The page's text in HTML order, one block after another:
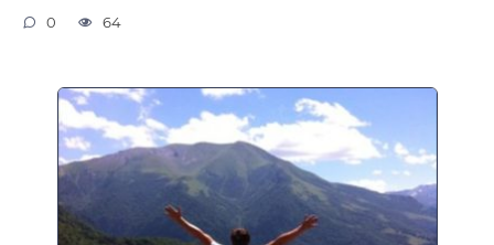
0 64